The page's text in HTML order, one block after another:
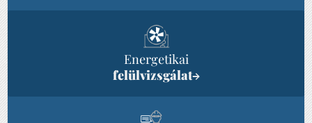
Energetikai
felülvizsgálat→